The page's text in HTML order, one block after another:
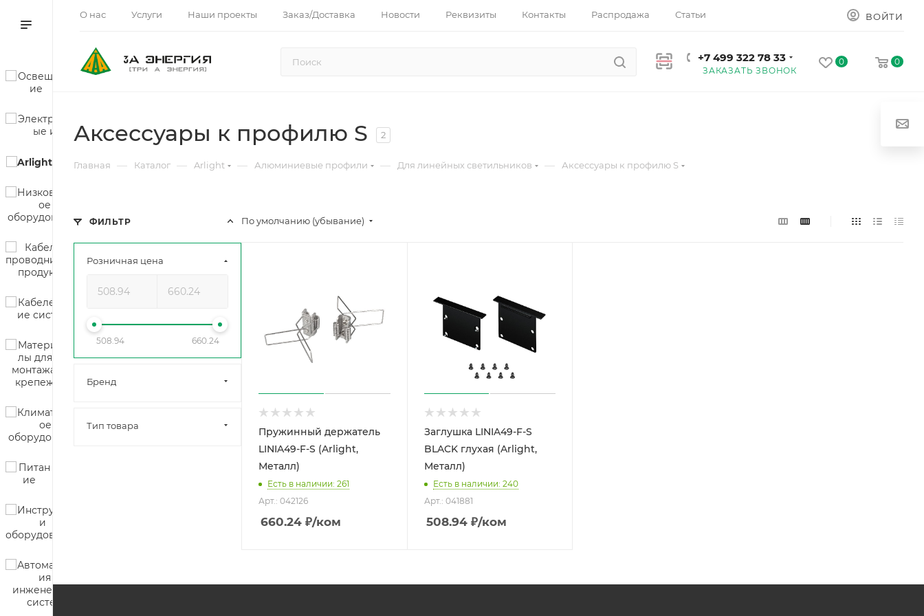
О нас Услуги Наши проекты Заказ/Доставка Новости Реквизиты Контакты Распродажа Статьи ВОЙТИ
+7 499 322 78 33
ЗАКАЗАТЬ ЗВОНОК
0 0
Аксессуары к профилю S 2
Главная — Каталог — Arlight — Алюминиевые профили — Для линейных светильников — Аксессуары к профилю S
По умолчанию (убывание)
Пружинный держатель
LINIA49-F-S (Arlight,
Металл)
Есть в наличии: 261
Арт.: 042126
660.24 ₽/ком
Заглушка LINIA49-F-S
BLACK глухая (Arlight,
Металл)
Есть в наличии: 240
Арт.: 041881
508.94₽/ком
ФИЛЬТР
Розничная цена
508.94 660.24
Бренд
Тип товара